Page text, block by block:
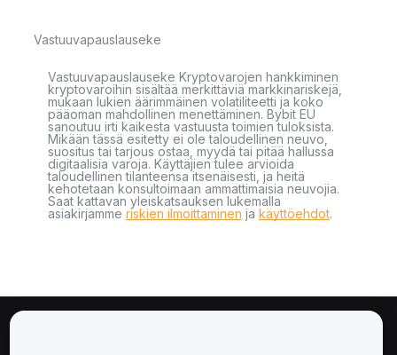
Vastuuvapauslauseke
Vastuuvapauslauseke Kryptovarojen hankkiminen
kryptovaroihin sisältää merkittäviä markkinariskejä,
mukaan lukien äärimmäinen volatiliteetti ja koko
pääoman mahdollinen menettäminen. Bybit EU
sanoutuu irti kaikesta vastuusta toimien tuloksista.
Mikään tässä esitetty ei ole taloudellinen neuvo,
suositus tai tarjous ostaa, myydä tai pitää hallussa
digitaalisia varoja. Käyttäjien tulee arvioida
taloudellinen tilanteensa itsenäisesti, ja heitä
kehotetaan konsultoimaan ammattimaisia neuvojia.
Saat kattavan yleiskatsauksen lukemalla
asiakirjamme riskien ilmoittaminen ja käyttöehdot.